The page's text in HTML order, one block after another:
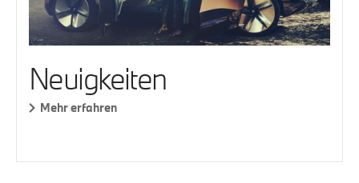
Neuigkeiten
Mehr erfahren